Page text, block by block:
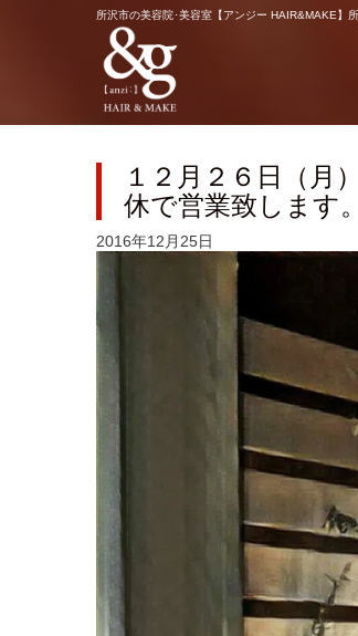
所沢市の美容院･美容室【アンジー HAIR&MAKE】
１２月２６日（月
休で営業致します。
2016年12月25日